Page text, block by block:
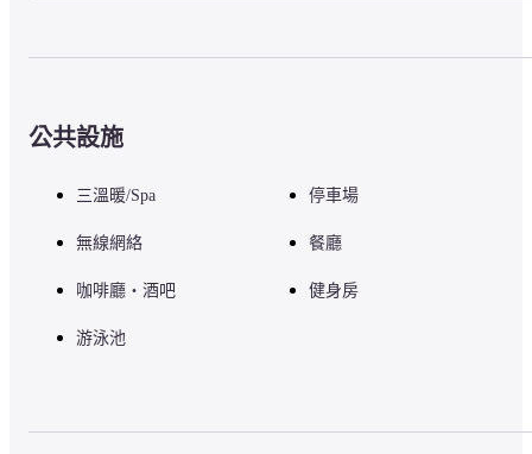
公共設施
三溫暖/Spa 停車場
無線網絡 餐廳
咖啡廳・酒吧 健身房
游泳池